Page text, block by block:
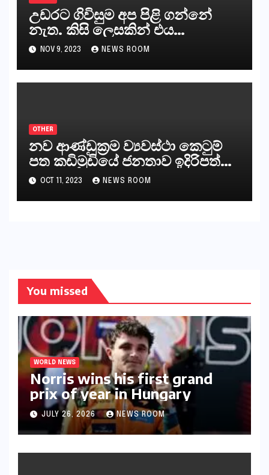
උඩරට ගිවිසුම අප පිළි ගන්නේ
නැත. කිසි ලෙසකින් එය
නීත්‍යානුකූල ලියවිල්ලක් නො වේ.
සිංහල ප්‍රතිපත්ති කේන්ද්‍රයෙන්
ජනාධිපති දැන් වූ ලිපියෙන්
NOV 9, 2023 NEWS ROOM
OTHER
නව ආණ්ඩුක්‍රම ව්‍යවස්ථා කෙටුම්
පත කඩිමුඩියේ ජනතාව ඉදිරිපත්
කරන්නේ?
OCT 11, 2023 NEWS ROOM
You missed
WORLD NEWS
Norris wins his first grand
prix of year in Hungary​​
JULY 26, 2026 NEWS ROOM